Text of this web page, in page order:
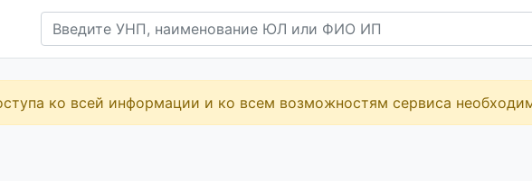
ко всей информации и ко всем возможностям сервиса